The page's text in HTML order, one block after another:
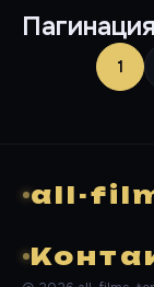
1
all-